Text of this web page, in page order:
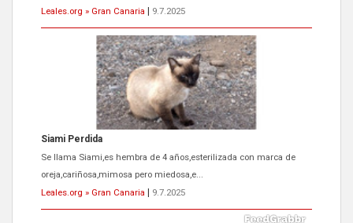
Leales.org » Gran Canaria
9.7.2025
Siami Perdida
Se llama Siami,es hembra de 4 años,esterilizada con marca de
oreja,cariñosa,mimosa pero miedosa,e...
Leales.org » Gran Canaria
9.7.2025